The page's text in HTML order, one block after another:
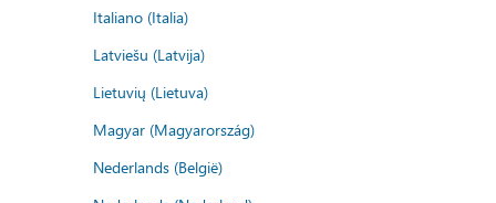
Italiano (Italia)
Latviešu (Latvija)
Lietuvių (Lietuva)
Magyar (Magyarország)
Nederlands (België)